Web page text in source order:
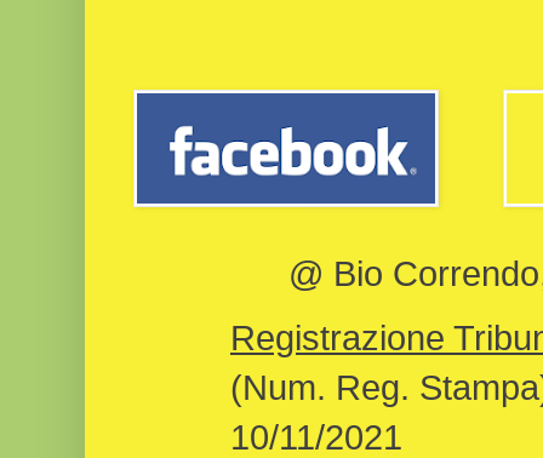
@ Bio
Registrazione
(Num. Reg.
10/11/2021